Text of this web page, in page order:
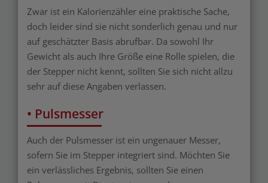
Zwar ist ein Kalorienzähler eine praktische Sache,
doch leider sind sie nicht sonderlich genau und nur
auf geschätzter Basis abrufbar. Da sowohl Ihr
Gewicht als auch Ihre Größe eine Rolle spielen, die
der Stepper nicht kennt, sollten Sie sich nicht allzu
sehr auf diese Angaben verlassen.
• Pulsmesser
Auch der Pulsmesser ist ein ungenauer Messer,
sofern Sie im Stepper integriert sind. Möchten Sie
ein verlässliches Ergebnis, sollten Sie einen